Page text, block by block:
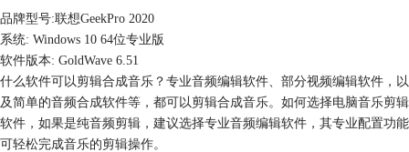
购买
品牌型号:联想GeekPro 2020
系统: Windows 10 64位专业版
软件版本: GoldWave 6.51
什么软件可以剪辑合成音乐？专业音频编辑软件、部分视频编辑软件，以
及简单的音频合成软件等，都可以剪辑合成音乐。如何选择电脑音乐剪辑
软件，如果是纯音频剪辑，建议选择专业音频编辑软件，其专业配置功能
可轻松完成音乐的剪辑操作。